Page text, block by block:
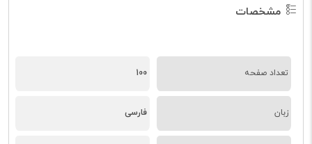
مشخصات
تعداد صفحه 100
زبان فارسی